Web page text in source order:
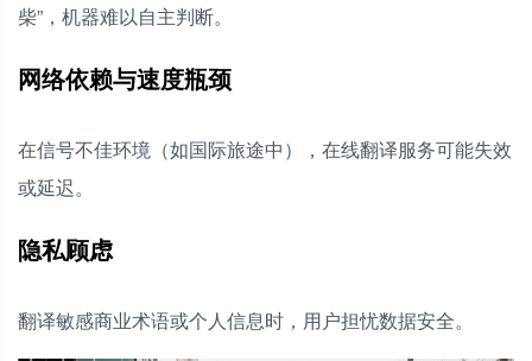
柴”，机器难以自主判断。
网络依赖与速度瓶颈
在信号不佳环境（如国际旅途中），在线翻译服务可能失效
或延迟。
隐私顾虑
翻译敏感商业术语或个人信息时，用户担忧数据安全。